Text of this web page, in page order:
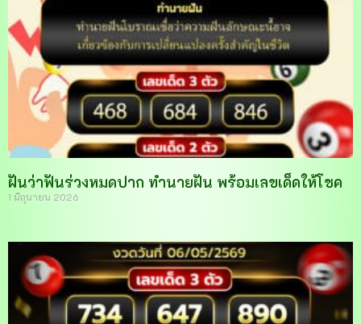
ฝันว่าฟันร่วงหมดปาก ทำนายฝัน พร้อมเลขเด็ดให้โชค
1 มิถุนายน 2026